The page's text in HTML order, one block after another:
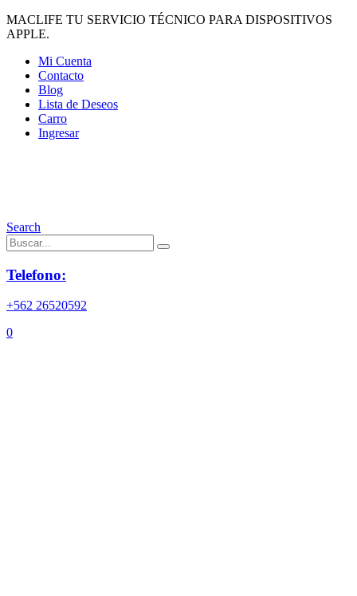
MACLIFE TU SERVICIO TÉCNICO PARA DISPOSITIVOS
APPLE.
Mi Cuenta
Contacto
Blog
Lista de Deseos
Carro
Ingresar
Search
Telefono:
+562 26520592
0